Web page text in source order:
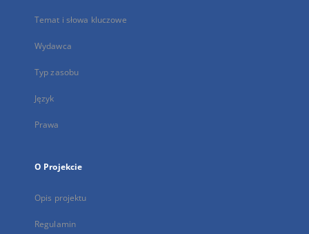
Temat i słowa kluczowe
Wydawca
Typ zasobu
Język
Prawa
O Projekcie
Opis projektu
Regulamin